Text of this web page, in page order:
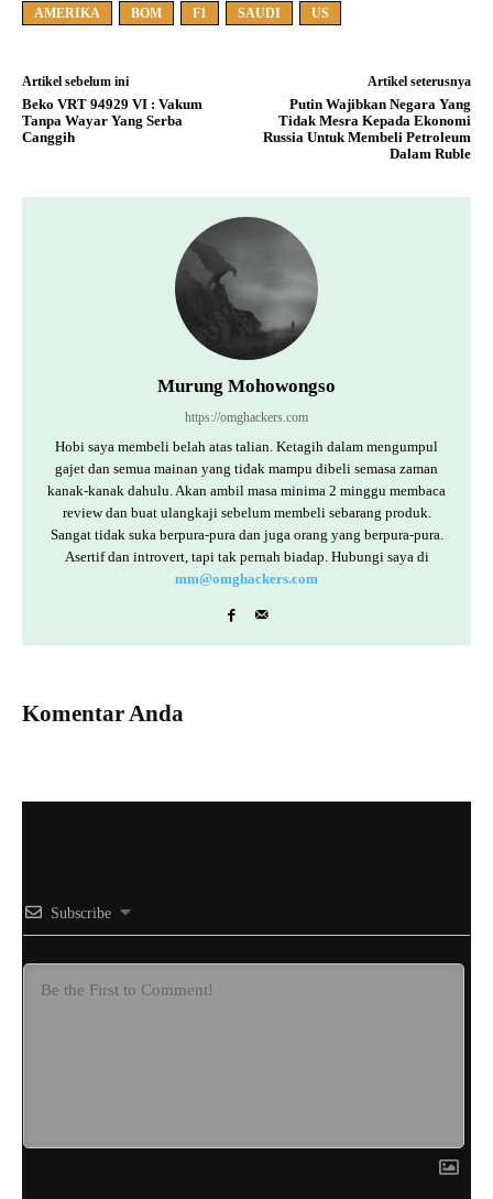
AMERIKA BOM F1 SAUDI US
Artikel sebelum ini
Beko VRT 94929 VI : Vakum
Tanpa Wayar Yang Serba
Canggih
Artikel seterusnya
Putin Wajibkan Negara Yang
Tidak Mesra Kepada Ekonomi
Russia Untuk Membeli Petroleum
Dalam Ruble
Murung Mohowongso
https://omghackers.com
Hobi saya membeli belah atas talian. Ketagih dalam mengumpul
gajet dan semua mainan yang tidak mampu dibeli semasa zaman
kanak-kanak dahulu. Akan ambil masa minima 2 minggu membaca
review dan buat ulangkaji sebelum membeli sebarang produk.
Sangat tidak suka berpura-pura dan juga orang yang berpura-pura.
Asertif dan introvert, tapi tak pernah biadap. Hubungi saya di
mm@omghackers.com
Komentar Anda
Subscribe